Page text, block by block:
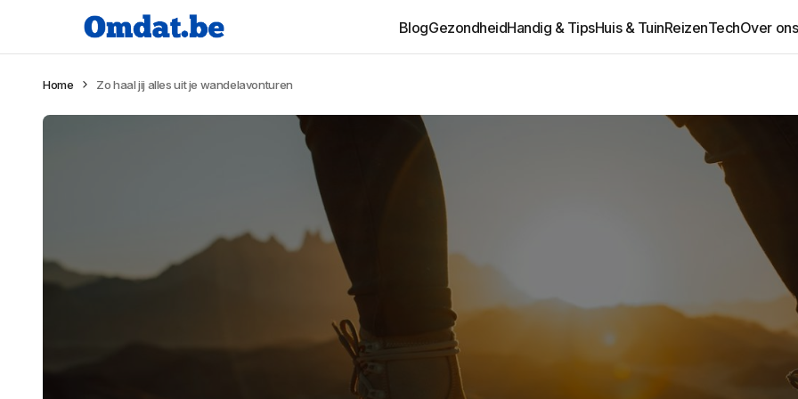
BlogGezondheidHandig & TipsHuis & TuinReizenTechOver ons
Home Zo haal jij alles uit je wandelavonturen